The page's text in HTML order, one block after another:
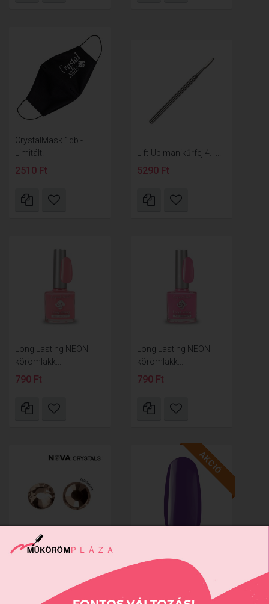
CrystalMask 1db -
Limitált!
2510 Ft
Lift-Up manikűrfej 4. -...
5290 Ft
Long Lasting NEON
körömlakk...
790 Ft
Long Lasting NEON
körömlakk...
790 Ft
AKCIÓ
Royal Gel - Az év színe
1395 Ft